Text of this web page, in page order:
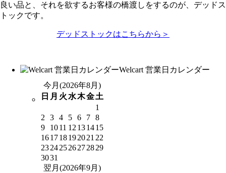
良い品と、それを欲するお客様の橋渡しをするのが、デッドス
トックです。
デッドストックはこちらから＞
Welcart 営業日カレンダー
今月(2026年8月)
日 月 火水木金土
1
2 3 4 5 6 7 8
9
1011 12131415
16171819202122
23242526272829
3031
翌月(2026年9月)